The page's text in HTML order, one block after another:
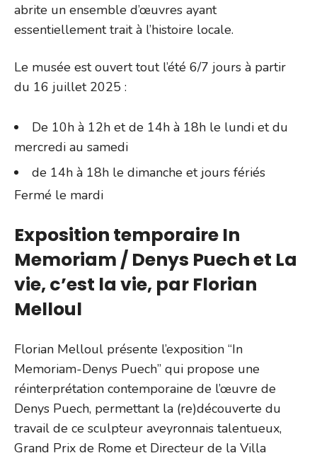
abrite un ensemble d’œuvres ayant
essentiellement trait à l’histoire locale.
Le musée est ouvert tout l’été 6/7 jours à partir
du 16 juillet 2025 :
De 10h à 12h et de 14h à 18h le lundi et du
mercredi au samedi
de 14h à 18h le dimanche et jours fériés
Fermé le mardi
Exposition temporaire In
Memoriam / Denys Puech et La
vie, c’est la vie, par Florian
Melloul
Florian Melloul présente l’exposition “In
Memoriam-Denys Puech” qui propose une
réinterprétation contemporaine de l’œuvre de
Denys Puech, permettant la (re)découverte du
travail de ce sculpteur aveyronnais talentueux,
Grand Prix de Rome et Directeur de la Villa